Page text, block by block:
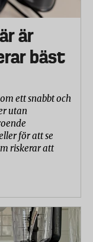
är
bäst
ett snabbt och
utan
för att se
riskerar att